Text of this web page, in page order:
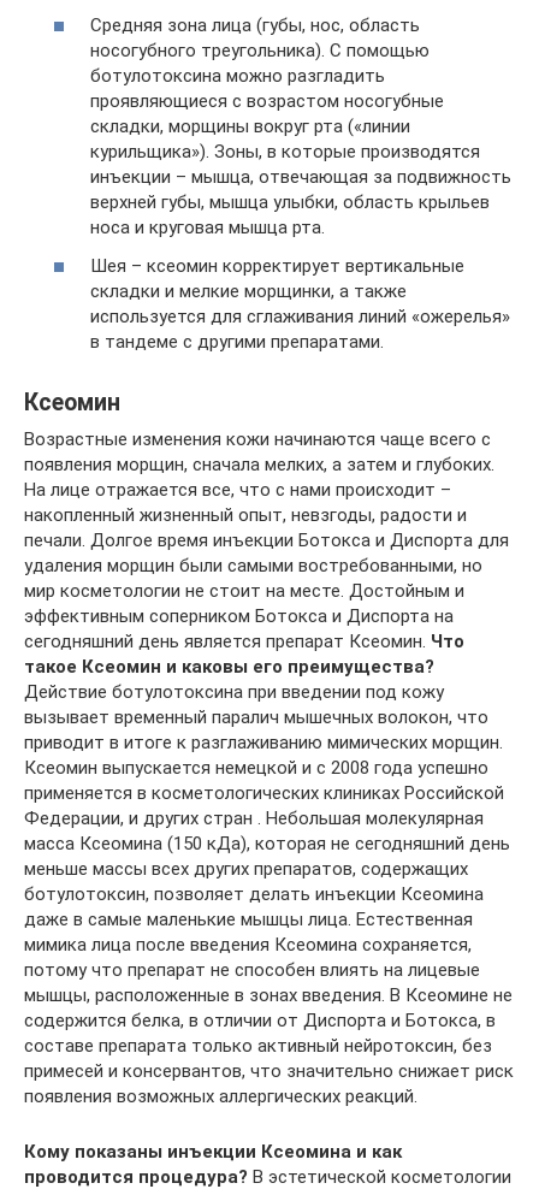
Средняя зона лица (губы, нос, область
носогубного треугольника). С помощью
ботулотоксина можно разгладить
проявляющиеся с возрастом носогубные
складки, морщины вокруг рта («линии
курильщика»). Зоны, в которые производятся
инъекции – мышца, отвечающая за подвижность
верхней губы, мышца улыбки, область крыльев
носа и круговая мышца рта.
Шея – ксеомин корректирует вертикальные
складки и мелкие морщинки, а также
используется для сглаживания линий «ожерелья»
в тандеме с другими препаратами.
Ксеомин
Возрастные изменения кожи начинаются чаще всего с
появления морщин, сначала мелких, а затем и глубоких.
На лице отражается все, что с нами происходит –
накопленный жизненный опыт, невзгоды, радости и
печали. Долгое время инъекции Ботокса и Диспорта для
удаления морщин были самыми востребованными, но
мир косметологии не стоит на месте. Достойным и
эффективным соперником Ботокса и Диспорта на
сегодняшний день является препарат Ксеомин. Что
такое Ксеомин и каковы его преимущества?
Действие ботулотоксина при введении под кожу
вызывает временный паралич мышечных волокон, что
приводит в итоге к разглаживанию мимических морщин.
Ксеомин выпускается немецкой и с 2008 года успешно
применяется в косметологических клиниках Российской
Федерации, и других стран . Небольшая молекулярная
масса Ксеомина (150 кДа), которая не сегодняшний день
меньше массы всех других препаратов, содержащих
ботулотоксин, позволяет делать инъекции Ксеомина
даже в самые маленькие мышцы лица. Естественная
мимика лица после введения Ксеомина сохраняется,
потому что препарат не способен влиять на лицевые
мышцы, расположенные в зонах введения. В Ксеомине не
содержится белка, в отличии от Диспорта и Ботокса, в
составе препарата только активный нейротоксин, без
примесей и консервантов, что значительно снижает риск
появления возможных аллергических реакций.
Кому показаны инъекции Ксеомина и как
проводится процедура? В эстетической косметологии